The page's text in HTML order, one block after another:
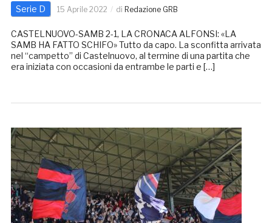
Serie D 15 Aprile 2022 di Redazione GRB
CASTELNUOVO-SAMB 2-1, LA CRONACA ALFONSI: «LA
SAMB HA FATTO SCHIFO» Tutto da capo. La sconfitta arrivata
nel “campetto” di Castelnuovo, al termine di una partita che
era iniziata con occasioni da entrambe le parti e […]